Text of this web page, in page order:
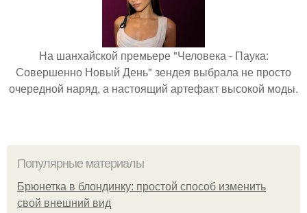
На шанхайской премьере "Человека - Паука:
Совершенно Новый День" зендея выбрала не просто
очередной наряд, а настоящий артефакт высокой моды.
Популярные материалы
Брюнетка в блондинку: простой способ изменить
свой внешний вид